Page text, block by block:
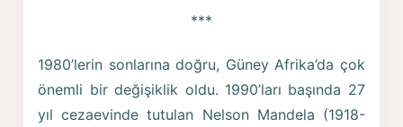
***
1980’lerin sonlarına doğru, Güney Afrika’da çok
önemli bir değişiklik oldu. 1990’ları başında 27
yıl cezaevinde tutulan Nelson Mandela (1918-